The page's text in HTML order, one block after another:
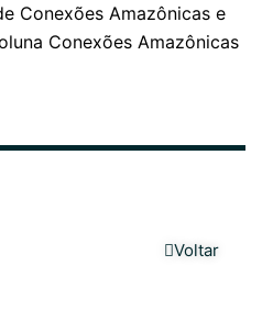
Conexões Amazônicas e
Conexões Amazônicas
Voltar